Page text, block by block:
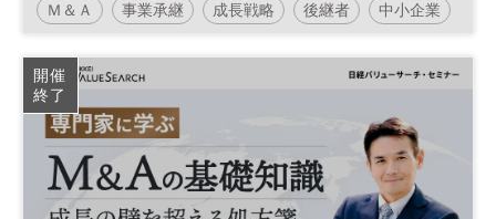
Ｍ＆Ａ 事業承継 成長戦略 後継者 中小企業
日経メッセプレミアム・カンファレンス・シリーズ
日経プレミアム・カンファレンス・シリーズ
開催
終了